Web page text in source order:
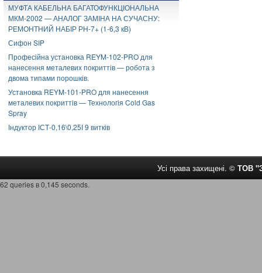
МУФТА КАБЕЛЬНА БАГАТОФУНКЦІОНАЛЬНА
МКМ-2002 — АНАЛОГ ЗАМІНА НА СУЧАСНУ:
РЕМОНТНИЙ НАБІР РН-7+ (1-6,3 кВ)
Сифон SIP
Професійна установка REYM-102-PRO для
нанесення металевих покриттів — робота з
двома типами порошків.
Установка REYM-101-PRO для нанесення
металевих покриттів — Технологія Cold Gas
Spray
Індуктор ІСТ-0,16\0,25І 9 витків
Усі права захищені. © ТОВ
62 queries в 0,145 seconds.